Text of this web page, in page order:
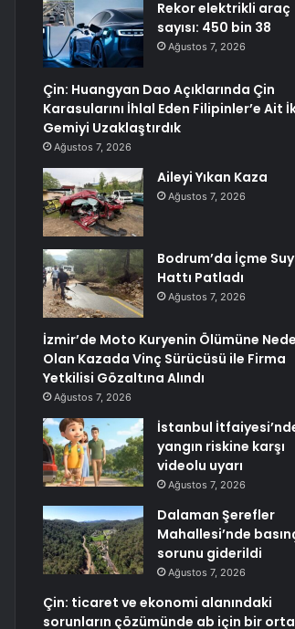
Rekor elektrikli araç
sayısı: 450 bin 38
Ağustos 7, 2026
Çin: Huangyan Dao Açıklarında Çin
Karasularını İhlal Eden Filipinler’e Ait
Gemiyi Uzaklaştırdık
Ağustos 7, 2026
Aileyi Yıkan Kaza
Ağustos 7, 2026
Bodrum’da İçme
Hattı Patladı
Ağustos 7, 2026
İzmir’de Moto Kuryenin Ölümüne
Olan Kazada Vinç Sürücüsü ile Firma
Yetkilisi Gözaltına Alındı
Ağustos 7, 2026
İstanbul
yangın riskine karşı
videolu uyarı
Ağustos 7, 2026
Dalaman Şerefler
Mahallesi’nde
sorunu giderildi
Ağustos 7, 2026
Çin: ticaret ve ekonomi alanındaki
sorunların çözümünde ab için bir